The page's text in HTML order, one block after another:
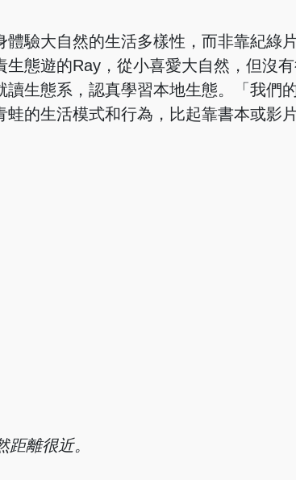
驗大自然的生活多樣性，而非靠紀綠
態遊的Ray，從小喜愛大自然，但沒
生態系，認真學習本地生態。「我們
的生活模式和行為，比起靠書本或影
距離很近。